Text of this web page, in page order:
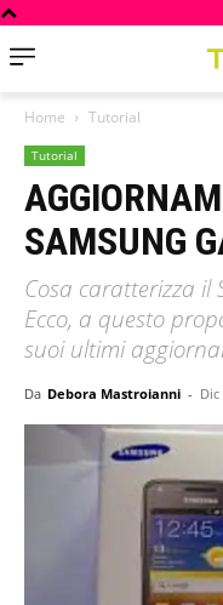
Home Tutorial
Tutorial
SAMSUNG
Cosa caratterizza il
Ecco, a questo
suoi ultimi
Da Debora Mastroianni - Dic